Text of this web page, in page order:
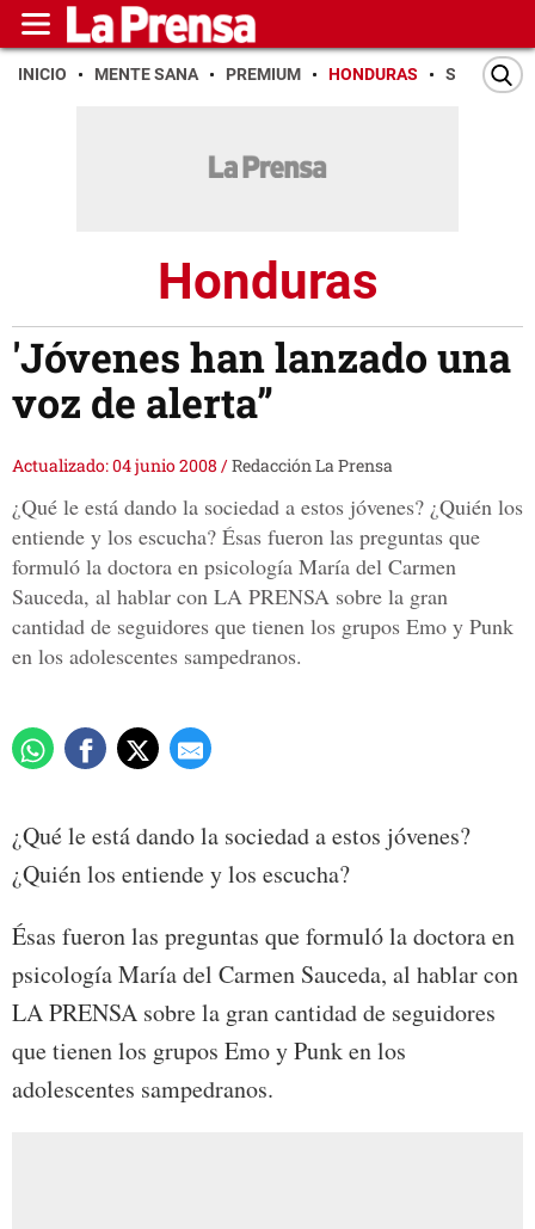
INICIO MENTE SANA PREMIUM HONDURAS SAN PEDRO
Honduras
'Jóvenes han lanzado una
voz de alerta”
Actualizado: 04 junio 2008 /Redacción La Prensa
¿Qué le está dando la sociedad a estos jóvenes? ¿Quién los
entiende y los escucha? Ésas fueron las preguntas que
formuló la doctora en psicología María del Carmen
Sauceda, al hablar con LA PRENSA sobre la gran
cantidad de seguidores que tienen los grupos Emo y Punk
en los adolescentes sampedranos.
¿Qué le está dando la sociedad a estos jóvenes?
¿Quién los entiende y los escucha?
Ésas fueron las preguntas que formuló la doctora en
psicología María del Carmen Sauceda, al hablar con
LA PRENSA sobre la gran cantidad de seguidores
que tienen los grupos Emo y Punk en los
adolescentes sampedranos.